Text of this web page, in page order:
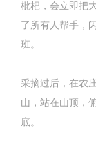
枇杷，会立即把
了所有人帮手，
班。
采摘过后，在农
山，站在山顶，
底。